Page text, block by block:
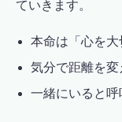
ていきます。
本命は「心を大
気分で距離を
一緒にいると